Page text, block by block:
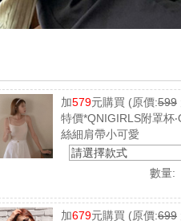
加579元購買 (原價:599
特價*QNIGIRLS附罩杯
絲細肩帶小可愛
請選擇款式
數量:
加679元購買 (原價:699